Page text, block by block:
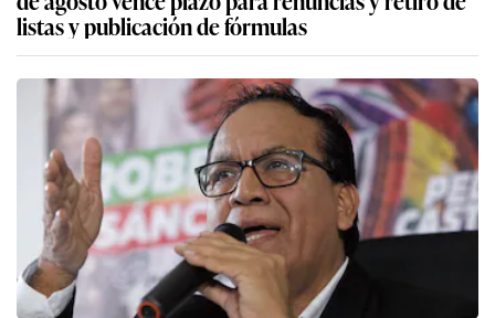
listas y publicación de fórmulas